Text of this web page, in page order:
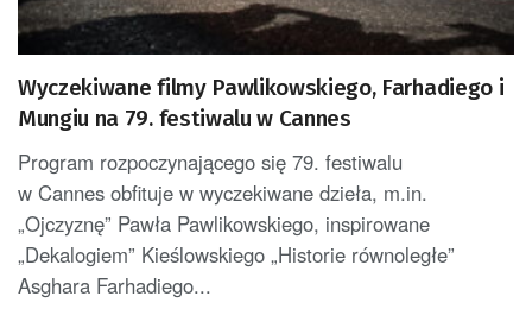
Wyczekiwane filmy Pawlikowskiego, Farhadiego i
Mungiu na 79. festiwalu w Cannes
Program rozpoczynającego się 79. festiwalu
w Cannes obfituje w wyczekiwane dzieła, m.in.
„Ojczyznę” Pawła Pawlikowskiego, inspirowane
„Dekalogiem” Kieślowskiego „Historie równoległe”
Asghara Farhadiego...